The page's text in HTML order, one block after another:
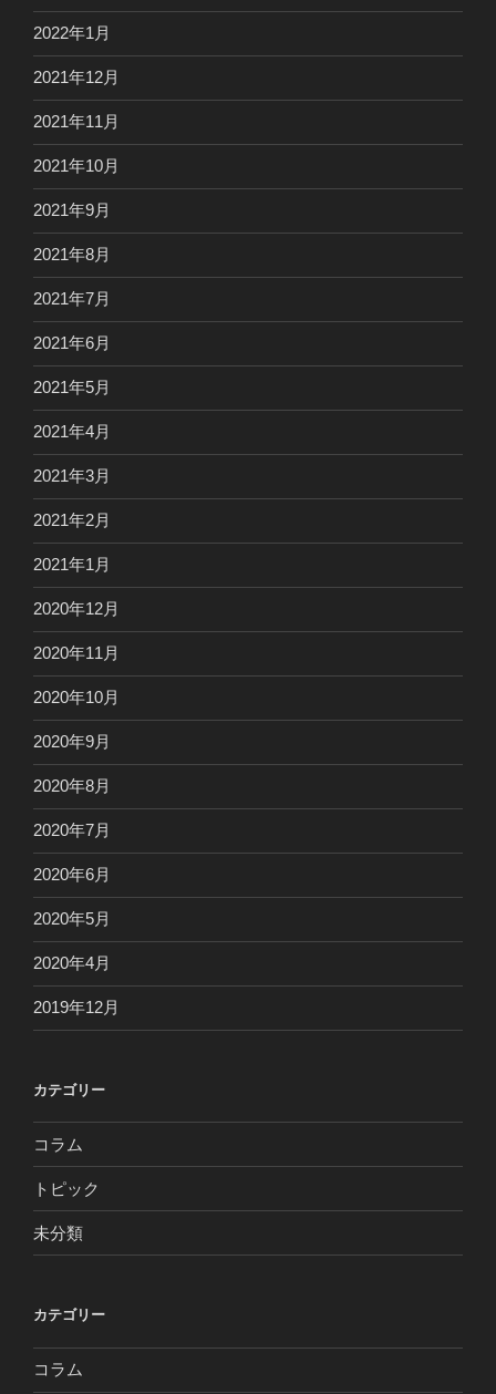
2022年1月
2021年12月
2021年11月
2021年10月
2021年9月
2021年8月
2021年7月
2021年6月
2021年5月
2021年4月
2021年3月
2021年2月
2021年1月
2020年12月
2020年11月
2020年10月
2020年9月
2020年8月
2020年7月
2020年6月
2020年5月
2020年4月
2019年12月
カテゴリー
コラム
トピック
未分類
カテゴリー
コラム